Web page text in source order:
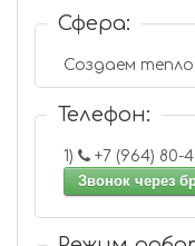
Сфера:
Создаем
Телефон:
1)
+7
Звонок через